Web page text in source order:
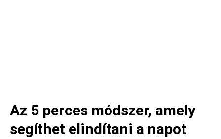
Az 5 perces módszer, amely
segíthet elindítani a napot